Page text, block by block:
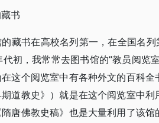
书
藏书在高校名列第一，在全国名
初，我常常去图书馆的“教员阅览
这个阅览室中有各种外文的百科
期道教史》）就是在这个阅览室中
唐佛教史稿》也是大量利用了该